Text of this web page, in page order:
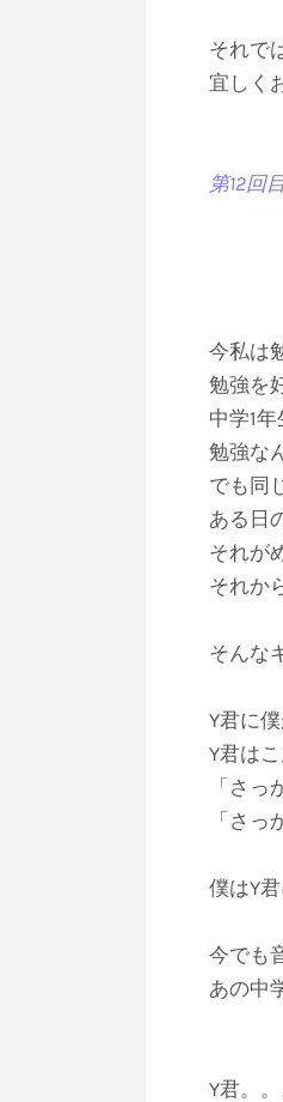
それで
宜しく
第12回
『素
今私は
勉強を
中学1
勉強な
でも同
ある日
それが
それか
そんな
Y君に
Y君は
「さ
「さ
僕はY
今でも
あの中
Y君。